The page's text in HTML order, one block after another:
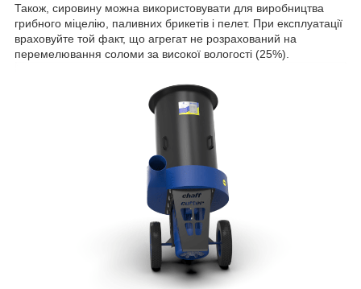
Також, сировину можна використовувати для виробництва
грибного міцелію, паливних брикетів і пелет. При експлуатації
враховуйте той факт, що агрегат не розрахований на
перемелювання соломи за високої вологості (25%).